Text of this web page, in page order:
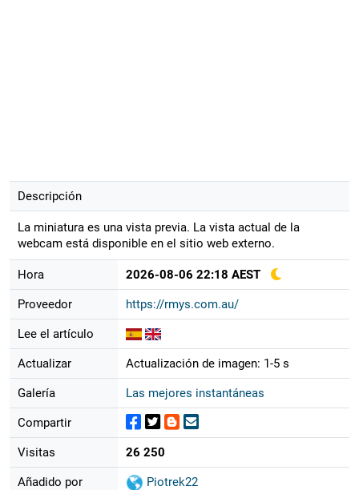
Descripción
La miniatura es una vista previa. La vista actual de la
webcam está disponible en el sitio web externo.
Hora 2026-08-06 22:18 AEST
Proveedor https://rmys.com.au/
Lee el artículo
Actualizar Actualización de imagen: 1-5 s
Galería Las mejores instantáneas
Compartir
Visitas 26 250
Añadido por Piotrek22